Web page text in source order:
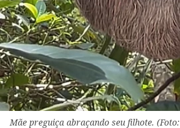
Mãe preguiça abraçando seu filhote. (Foto: